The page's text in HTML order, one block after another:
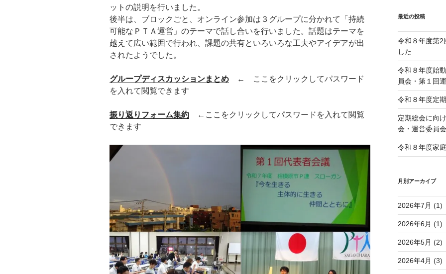
ットの説明を行いました。
後半は、ブロックごと、オンライン参加は３グループに分かれて「持続
可能なＰＴＡ運営」のテーマで話し合いを行いました。話題はテーマを
越えて広い範囲で行われ、課題の共有といろいろな工夫やアイデアが出
されたようでした。
グループディスカッションまとめ
← ここをクリックしてパスワード
を入れて閲覧できます
振り返りフォーム集約
←ここをクリックしてパスワードを入れて閲覧
できます
最近の投稿
令和８年度第2
した
令和８年度始
員会・第１回
令和８年度定
定期総会に向
会・運営委員
令和８年度家
月別アーカイブ
2026年7月 (1)
2026年6月 (1)
2026年5月 (2)
2026年4月 (3)